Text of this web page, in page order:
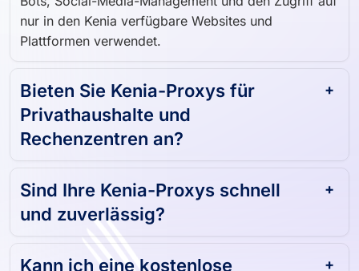
SEO-Überwachung, Anzeigenverifizierung, Sneaker-
Bots, Social-Media-Management und den Zugriff auf
nur in den Kenia verfügbare Websites und
Bieten Sie Kenia-Proxys für
Privathaushalte und
Sind Ihre Kenia-Proxys schnell
und zuverlässig?